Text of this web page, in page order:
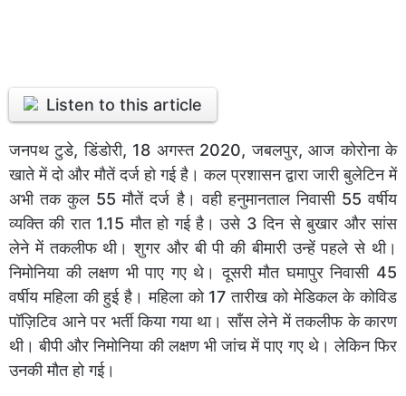
Listen to this article
जनपथ टुडे, डिंडोरी, 18 अगस्त 2020, जबलपुर, आज कोरोना के
खाते में दो और मौतें दर्ज हो गई है। कल प्रशासन द्वारा जारी बुलेटिन में
अभी तक कुल 55 मौतें दर्ज है। वही हनुमानताल निवासी 55 वर्षीय
व्यक्ति की रात 1.15 मौत हो गई है। उसे 3 दिन से बुखार और सांस
लेने में तकलीफ थी। शुगर और बी पी की बीमारी उन्हें पहले से थी।
निमोनिया की लक्षण भी पाए गए थे। दूसरी मौत घमापुर निवासी 45
वर्षीय महिला की हुई है। महिला को 17 तारीख को मेडिकल के कोविड
पॉज़िटिव आने पर भर्ती किया गया था। साँस लेने में तकलीफ के कारण
थी। बीपी और निमोनिया की लक्षण भी जांच में पाए गए थे। लेकिन फिर
उनकी मौत हो गई।